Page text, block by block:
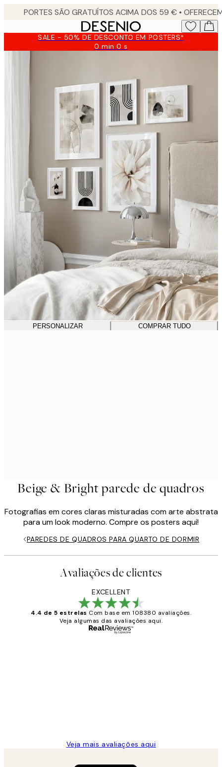
SALE - 50% DE DESCONTO EM POSTERS*
0 min0 s
Válido
09
PERSONALIZAR COMPRAR TUDO
Beige & Bright parede de quadros
Fotografias em cores claras misturadas com arte abstrata
para um look moderno. Compre os posters aqui!
PAREDES DE QUADROS PARA QUARTO DE DORMIR
Avaliações de clientes
EXCELLENT
4.4 de 5 estrelas Com base em 108380 avaliações.
Veja algumas das avaliações aqui.
Veja mais avaliações aqui